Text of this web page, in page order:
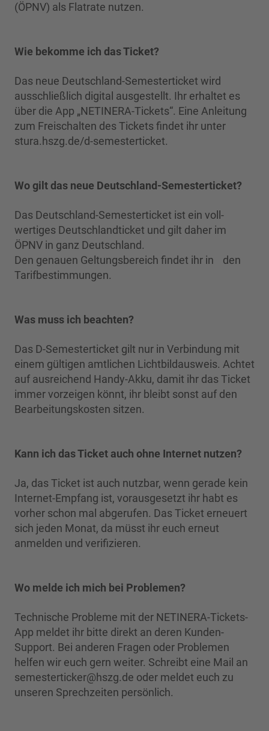
(ÖPNV) als Flatrate nutzen.
Wie bekomme ich das Ticket?
Das neue Deutschland-Semesterticket wird
ausschließlich digital ausgestellt. Ihr erhaltet es
über die App „NETINERA-Tickets“. Eine Anleitung
zum Freischalten des Tickets findet ihr unter
stura.hszg.de/d-semesterticket.
Wo gilt das neue Deutschland-Semesterticket?
Das Deutschland-Semesterticket ist ein voll-
wertiges Deutschlandticket und gilt daher im
ÖPNV in ganz Deutschland.
Den genauen Geltungsbereich findet ihr in den
Tarifbestimmungen.
Was muss ich beachten?
Das D-Semesterticket gilt nur in Verbindung mit
einem gültigen amtlichen Lichtbildausweis. Achtet
auf ausreichend Handy-Akku, damit ihr das Ticket
immer vorzeigen könnt, ihr bleibt sonst auf den
Bearbeitungskosten sitzen.
Kann ich das Ticket auch ohne Internet nutzen?
Ja, das Ticket ist auch nutzbar, wenn gerade kein
Internet-Empfang ist, vorausgesetzt ihr habt es
vorher schon mal abgerufen. Das Ticket erneuert
sich jeden Monat, da müsst ihr euch erneut
anmelden und verifizieren.
Wo melde ich mich bei Problemen?
Technische Probleme mit der NETINERA-Tickets-
App meldet ihr bitte direkt an deren Kunden-
Support. Bei anderen Fragen oder Problemen
helfen wir euch gern weiter. Schreibt eine Mail an
semesterticker@hszg.de oder meldet euch zu
unseren Sprechzeiten persönlich.